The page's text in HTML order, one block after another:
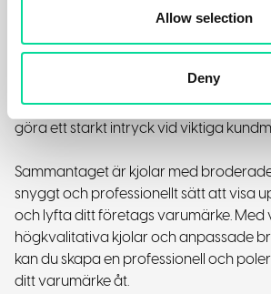
Allow selection
Deny
Uniformer: Kjolar med broderade
användas som en del av ditt företags
Kundmöten: Att bära en kjol med ditt
göra ett starkt intryck vid viktiga
Sammantaget är kjolar med
snyggt och professionellt sätt att visa
och lyfta ditt företags varumärke. Med
högkvalitativa kjolar och anpassade
kan du skapa en professionell och
ditt varumärke åt.